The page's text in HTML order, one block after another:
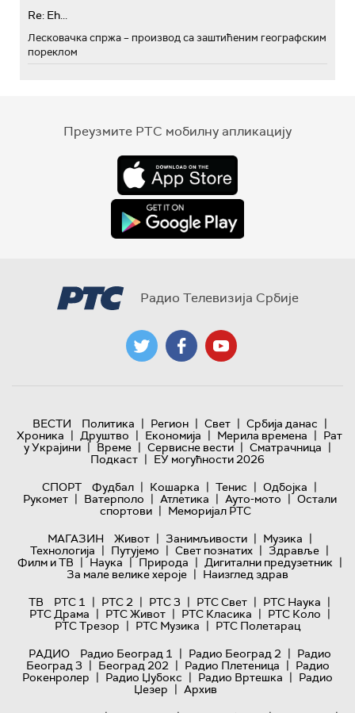
Re: Eh...
Лесковачка спржа – производ са заштићеним географским
пореклом
Преузмите РТС мобилну апликацију
Радио Телевизија Србије
ВЕСТИ Политика | Регион | Свет | Србија данас |
Хроника | Друштво | Економија | Мерила времена | Рат
у Украјини | Време | Сервисне вести | Сматрачница |
Подкаст | ЕУ могућности 2026
СПОРТ
Фудбал | Кошарка | Тенис | Одбојка |
Рукомет | Ватерполо | Атлетика | Ауто-мото | Остали
спортови | Меморијал РТС
МАГАЗИН
Живот | Занимљивости | Музика |
Технологијa | Путујемо | Свет познатих | Здравље |
Филм и ТВ | Наука | Природа | Дигитални предузетник |
За мале велике хероје | Наизглед здрав
ТВ
РТС 1 | РТС 2 | РТС 3 | РТС Свет | РТС Наука |
РТС Драма | РТС Живот | РТС Класика | РТС Коло |
РТС Трезор | РТС Музика | РТС Полетарац
РАДИО
Радио Београд 1 | Радио Београд 2 | Радио
Београд 3 | Београд 202 | Радио Плетеница | Радио
Рокенролер | Радио Џубокс | Радио Вртешка | Радио
Џезер | Архив